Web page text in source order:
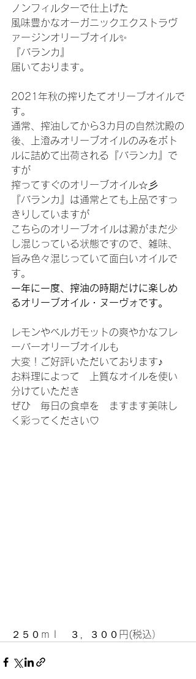
ノンフィルターで仕上げた
風味豊かなオーガニックエクストラヴ
ァージンオリーブオイル✨
『バランカ』
届いております。
2021年秋の搾りたてオリーブオイルで
す。
通常、搾油してから3カ月の自然沈殿の
後、上澄みオリーブオイルのみをボト
ルに詰めて出荷される『バランカ』で
すが
搾ってすぐのオリーブオイル☆彡
『バランカ』は通常とても上品ですっ
きりしていますが
こちらのオリーブオイルは澱がまだ少
し混じっている状態ですので、雑味、
旨み色々混じっていて面白いオイルで
す。
一年に一度、搾油の時期だけに楽しめ
るオリーブオイル・ヌーヴォです。
レモンやベルガモットの爽やかなフレ
ーバーオリーブオイルも
大変！ご好評いただいております♪
お料理によって　上質なオイルを使い
分けていただき
ぜひ　毎日の食卓を　ますます美味し
く彩ってください♡